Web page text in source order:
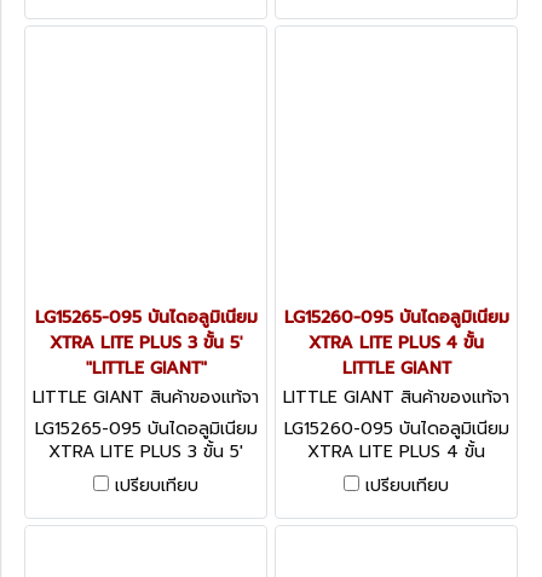
LG15265-095 บันไดอลูมิเนียม
XTRA LITE PLUS 3 ขั้น 5'
"LITTLE GIANT"
LITTLE GIANT สินค้าของแท้จา
กโรงงานผู้ผลิต LG15265-095
LG15265-095 บันไดอลูมิเนียม
XTRA LITE PLUS 3 ขั้น 5'
"LITTLE GIANT"
เปรียบเทียบ
LG15260-095 บันไดอลูมิเนียม
XTRA LITE PLUS 4 ขั้น
LITTLE GIANT
LITTLE GIANT สินค้าของแท้จา
กโรงงานผู้ผลิต LG15260-095
LG15260-095 บันไดอลูมิเนียม
XTRA LITE PLUS 4 ขั้น
LITTLE GIANT
เปรียบเทียบ